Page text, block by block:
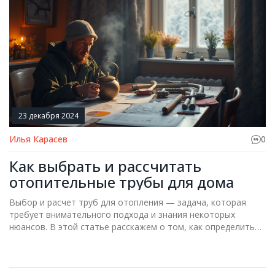
23 декабря 2024
Илья Карасев 0
Как выбрать и рассчитать
отопительные трубы для дома
Выбор и расчет труб для отопления — задача, которая
требует внимательного подхода и знания некоторых
нюансов. В этой статье расскажем о том, как определить